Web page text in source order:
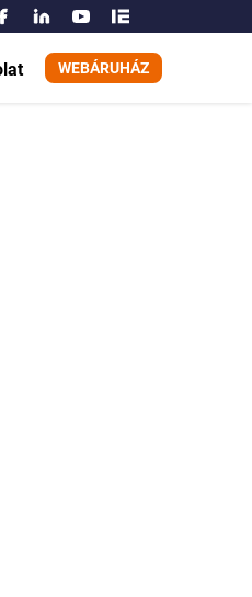
és felújítás
WEBÁRUHÁZ